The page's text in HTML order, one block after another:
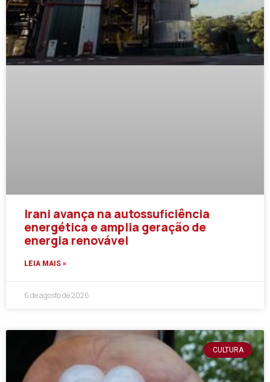
Irani avança na autossuficiência
energética e amplia geração de
energia renovável
LEIA MAIS »
6 de agosto de 2026
CULTURA